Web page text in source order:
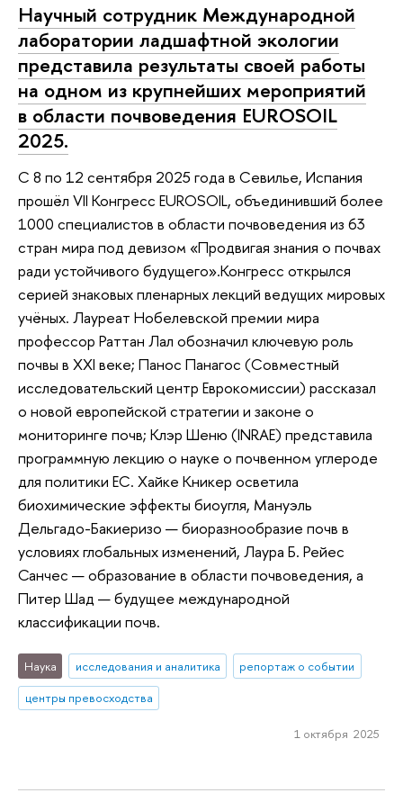
Научный сотрудник Международной
лаборатории ладшафтной экологии
представила результаты своей работы
на одном из крупнейших мероприятий
в области почвоведения EUROSOIL
2025.
С 8 по 12 сентября 2025 года в Севилье, Испания
прошёл VII Конгресс EUROSOIL, объединивший более
1000 специалистов в области почвоведения из 63
стран мира под девизом «Продвигая знания о почвах
ради устойчивого будущего».Конгресс открылся
серией знаковых пленарных лекций ведущих мировых
учёных. Лауреат Нобелевской премии мира
профессор Раттан Лал обозначил ключевую роль
почвы в XXI веке; Панос Панагос (Совместный
исследовательский центр Еврокомиссии) рассказал
о новой европейской стратегии и законе о
мониторинге почв; Клэр Шеню (INRAE) представила
программную лекцию о науке о почвенном углероде
для политики ЕС. Хайке Кникер осветила
биохимические эффекты биоугля, Мануэль
Дельгадо-Бакиеризо — биоразнообразие почв в
условиях глобальных изменений, Лаура Б. Рейес
Санчес — образование в области почвоведения, а
Питер Шад — будущее международной
классификации почв.
Наука исследования и аналитика
репортаж о событии
центры превосходства
1 октября 2025